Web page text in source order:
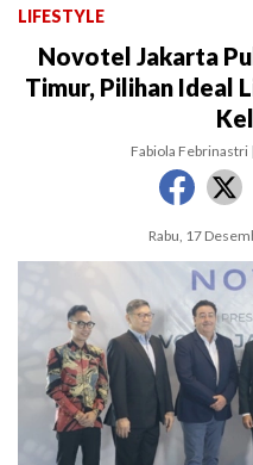
LIFESTYLE
Novotel Jakarta
Timur, Pilihan Ideal
Fabiola Febrinastri
Rabu, 17